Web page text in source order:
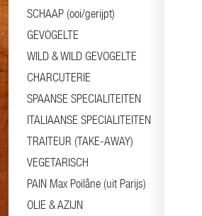
SCHAAP (ooi/gerijpt)
GEVOGELTE
WILD & WILD GEVOGELTE
CHARCUTERIE
SPAANSE SPECIALITEITEN
ITALIAANSE SPECIALITEITEN
TRAITEUR (TAKE-AWAY)
VEGETARISCH
PAIN Max Poilâne (uit Parijs)
OLIE & AZIJN